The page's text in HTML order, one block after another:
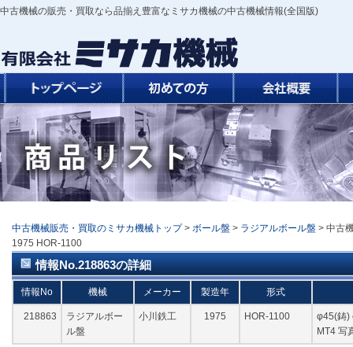
中古機械の販売・買取なら品揃え豊富なミサカ機械の中古機械情報(全国版)
中古機械販売・買取のミサカ機械トップ > ボール盤 > ラジアルボール盤 > 中古
1975 HOR-1100
情報No.218863の詳細
情報No 機械 メーカー 製造年 形式
218863
ラジアルボー
ル盤
小川鉄工 1975 HOR-1100
φ45(鋳)
MT4 写